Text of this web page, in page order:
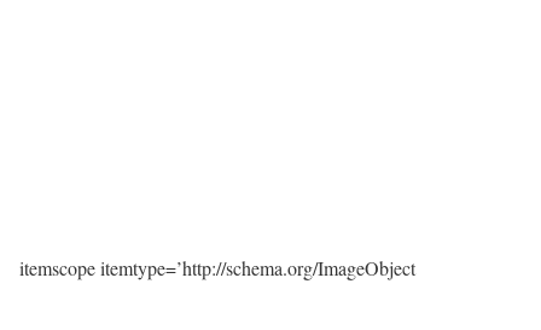
itemscope itemtype=’http://schema.org/ImageObject